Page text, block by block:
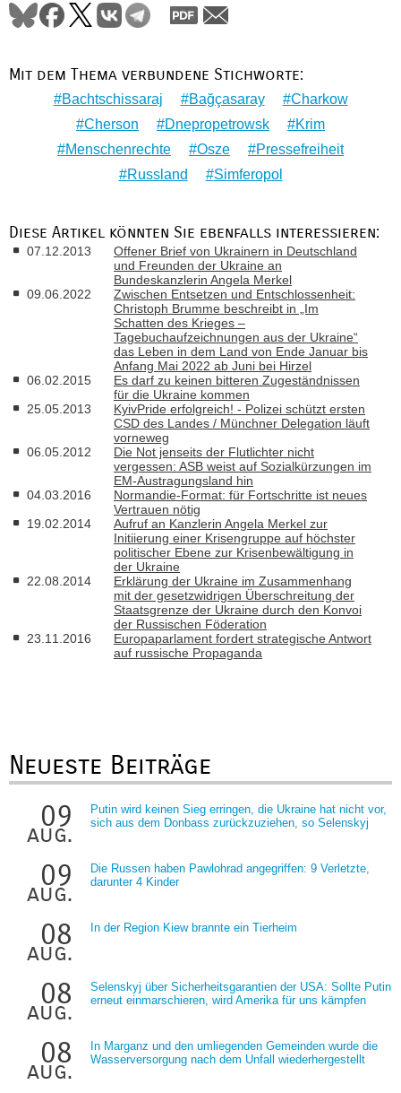
Mit dem Thema verbundene Stichworte:
Bachtschissaraj Bağçasaray
Charkow
Cherson
Dnepropetrowsk
Krim
Menschenrechte
Osze
Pressefreiheit
Russland
Simferopol
Diese Artikel könnten Sie ebenfalls interessieren:
07.12.2013
Offener Brief von Ukrainern in Deutschland
und Freunden der Ukraine an
Bundeskanzlerin Angela Merkel
09.06.2022
Zwischen Entsetzen und Entschlossenheit:
Christoph Brumme beschreibt in „Im
Schatten des Krieges –
Tagebuchaufzeichnungen aus der Ukraine“
das Leben in dem Land von Ende Januar bis
Anfang Mai 2022 ab Juni bei Hirzel
06.02.2015
Es darf zu keinen bitteren Zugeständnissen
für die Ukraine kommen
25.05.2013
KyivPride erfolgreich! - Polizei schützt ersten
CSD des Landes / Münchner Delegation läuft
vorneweg
06.05.2012
Die Not jenseits der Flutlichter nicht
vergessen: ASB weist auf Sozialkürzungen im
EM-Austragungsland hin
04.03.2016
Normandie-Format: für Fortschritte ist neues
Vertrauen nötig
19.02.2014
Aufruf an Kanzlerin Angela Merkel zur
Initiierung einer Krisengruppe auf höchster
politischer Ebene zur Krisenbewältigung in
der Ukraine
22.08.2014
Erklärung der Ukraine im Zusammenhang
mit der gesetzwidrigen Überschreitung der
Staatsgrenze der Ukraine durch den Konvoi
der Russischen Föderation
23.11.2016
Europaparlament fordert strategische Antwort
auf russische Propaganda
Neueste Beiträge
09
aug.
Putin wird keinen Sieg erringen, die Ukraine hat nicht vor,
sich aus dem Donbass zurückzuziehen, so Selenskyj
09
aug.
Die Russen haben Pawlohrad angegriffen: 9 Verletzte,
darunter 4 Kinder
08
aug.
In der Region Kiew brannte ein Tierheim
08
aug.
Selenskyj über Sicherheitsgarantien der USA: Sollte Putin
erneut einmarschieren, wird Amerika für uns kämpfen
08
aug.
In Marganz und den umliegenden Gemeinden wurde die
Wasserversorgung nach dem Unfall wiederhergestellt